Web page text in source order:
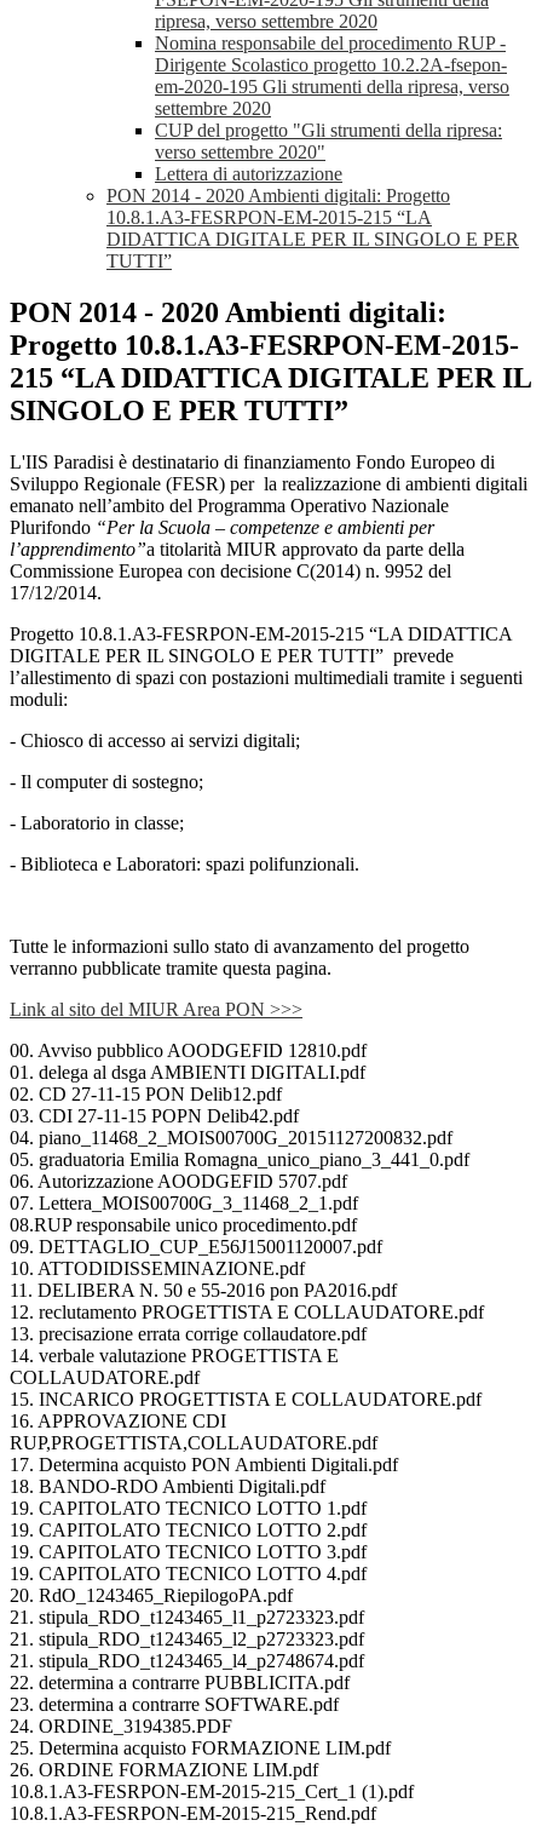
ripresa, verso settembre 2020
Nomina responsabile del procedimento RUP -
Dirigente Scolastico progetto 10.2.2A-fsepon-
em-2020-195 Gli strumenti della ripresa, verso
settembre 2020
CUP del progetto "Gli strumenti della ripresa:
verso settembre 2020"
Lettera di autorizzazione
PON 2014 - 2020 Ambienti digitali: Progetto
10.8.1.A3-FESRPON-EM-2015-215 “LA
DIDATTICA DIGITALE PER IL SINGOLO E PER
TUTTI”
PON 2014 - 2020 Ambienti digitali:
Progetto 10.8.1.A3-FESRPON-EM-2015-
215 “LA DIDATTICA DIGITALE PER IL
SINGOLO E PER TUTTI”
L'IIS Paradisi è destinatario di finanziamento Fondo Europeo di
Sviluppo Regionale (FESR) per la realizzazione di ambienti digitali
emanato nell’ambito del Programma Operativo Nazionale
Plurifondo “Per la Scuola – competenze e ambienti per
l’apprendimento”a titolarità MIUR approvato da parte della
Commissione Europea con decisione C(2014) n. 9952 del
17/12/2014.
Progetto 10.8.1.A3-FESRPON-EM-2015-215 “LA DIDATTICA
DIGITALE PER IL SINGOLO E PER TUTTI” prevede
l’allestimento di spazi con postazioni multimediali tramite i seguenti
moduli:
- Chiosco di accesso ai servizi digitali;
- Il computer di sostegno;
- Laboratorio in classe;
- Biblioteca e Laboratori: spazi polifunzionali.
Tutte le informazioni sullo stato di avanzamento del progetto
verranno pubblicate tramite questa pagina.
Link al sito del MIUR Area PON >>>
00. Avviso pubblico AOODGEFID 12810.pdf
01. delega al dsga AMBIENTI DIGITALI.pdf
02. CD 27-11-15 PON Delib12.pdf
03. CDI 27-11-15 POPN Delib42.pdf
04. piano_11468_2_MOIS00700G_20151127200832.pdf
05. graduatoria Emilia Romagna_unico_piano_3_441_0.pdf
06. Autorizzazione AOODGEFID 5707.pdf
07. Lettera_MOIS00700G_3_11468_2_1.pdf
08.RUP responsabile unico procedimento.pdf
09. DETTAGLIO_CUP_E56J15001120007.pdf
10. ATTODIDISSEMINAZIONE.pdf
11. DELIBERA N. 50 e 55-2016 pon PA2016.pdf
12. reclutamento PROGETTISTA E COLLAUDATORE.pdf
13. precisazione errata corrige collaudatore.pdf
14. verbale valutazione PROGETTISTA E
COLLAUDATORE.pdf
15. INCARICO PROGETTISTA E COLLAUDATORE.pdf
16. APPROVAZIONE CDI
RUP,PROGETTISTA,COLLAUDATORE.pdf
17. Determina acquisto PON Ambienti Digitali.pdf
18. BANDO-RDO Ambienti Digitali.pdf
19. CAPITOLATO TECNICO LOTTO 1.pdf
19. CAPITOLATO TECNICO LOTTO 2.pdf
19. CAPITOLATO TECNICO LOTTO 3.pdf
19. CAPITOLATO TECNICO LOTTO 4.pdf
20. RdO_1243465_RiepilogoPA.pdf
21. stipula_RDO_t1243465_l1_p2723323.pdf
21. stipula_RDO_t1243465_l2_p2723323.pdf
21. stipula_RDO_t1243465_l4_p2748674.pdf
22. determina a contrarre PUBBLICITA.pdf
23. determina a contrarre SOFTWARE.pdf
24. ORDINE_3194385.PDF
25. Determina acquisto FORMAZIONE LIM.pdf
26. ORDINE FORMAZIONE LIM.pdf
10.8.1.A3-FESRPON-EM-2015-215_Cert_1 (1).pdf
10.8.1.A3-FESRPON-EM-2015-215_Rend.pdf